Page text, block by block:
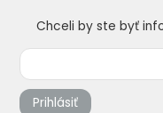
Chceli by ste byť
Prihlásiť